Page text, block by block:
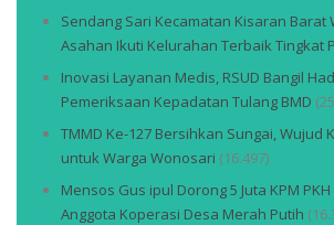
Sendang Sari Kecamatan Kisaran Barat
Asahan Ikuti Kelurahan Terbaik Tingkat
Inovasi Layanan Medis, RSUD Bangil
Pemeriksaan Kepadatan Tulang BMD
TMMD Ke-127 Bersihkan Sungai, Wujud
untuk Warga Wonosari (16.497)
Mensos Gus ipul Dorong 5 Juta KPM PKH
Anggota Koperasi Desa Merah Putih